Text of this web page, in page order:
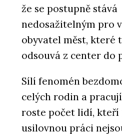
že se postupně stává
nedosažitelným pro
obyvatel měst, které
odsouvá z center do
Sílí fenomén
celých rodin a
roste počet lidí, kteří
usilovnou práci